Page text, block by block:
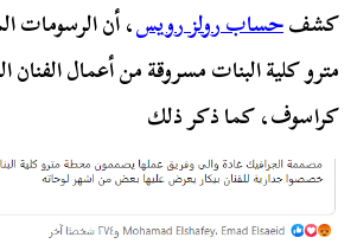
كشفحساب رولز رويس، أن الرسومات
مترو كلية البنات مسروقة من أعمال
كراسوف، كما ذكر ذلك